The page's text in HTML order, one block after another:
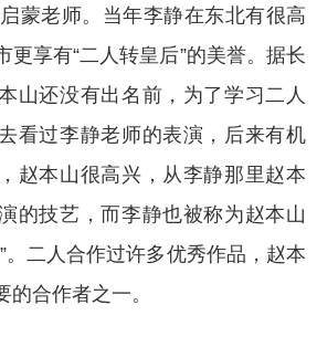
蒙老师。当年李静在东北有很高
更享有“二人转皇后”的美誉。据长
山还没有出名前，为了学习二人
看过李静老师的表演，后来有机
赵本山很高兴，从李静那里赵本
的技艺，而李静也被称为赵本山
。二人合作过许多优秀作品，赵本
合作者之一。